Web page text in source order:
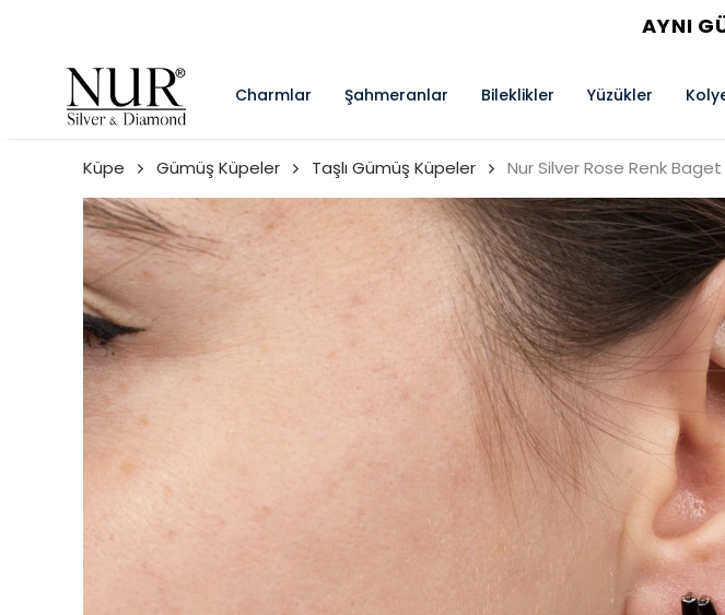
AYNI
Charmlar Şahmeranlar Bileklikler Yüzükler
Küpe Gümüş Küpeler Taşlı Gümüş Küpeler Nur Silver Rose Renk